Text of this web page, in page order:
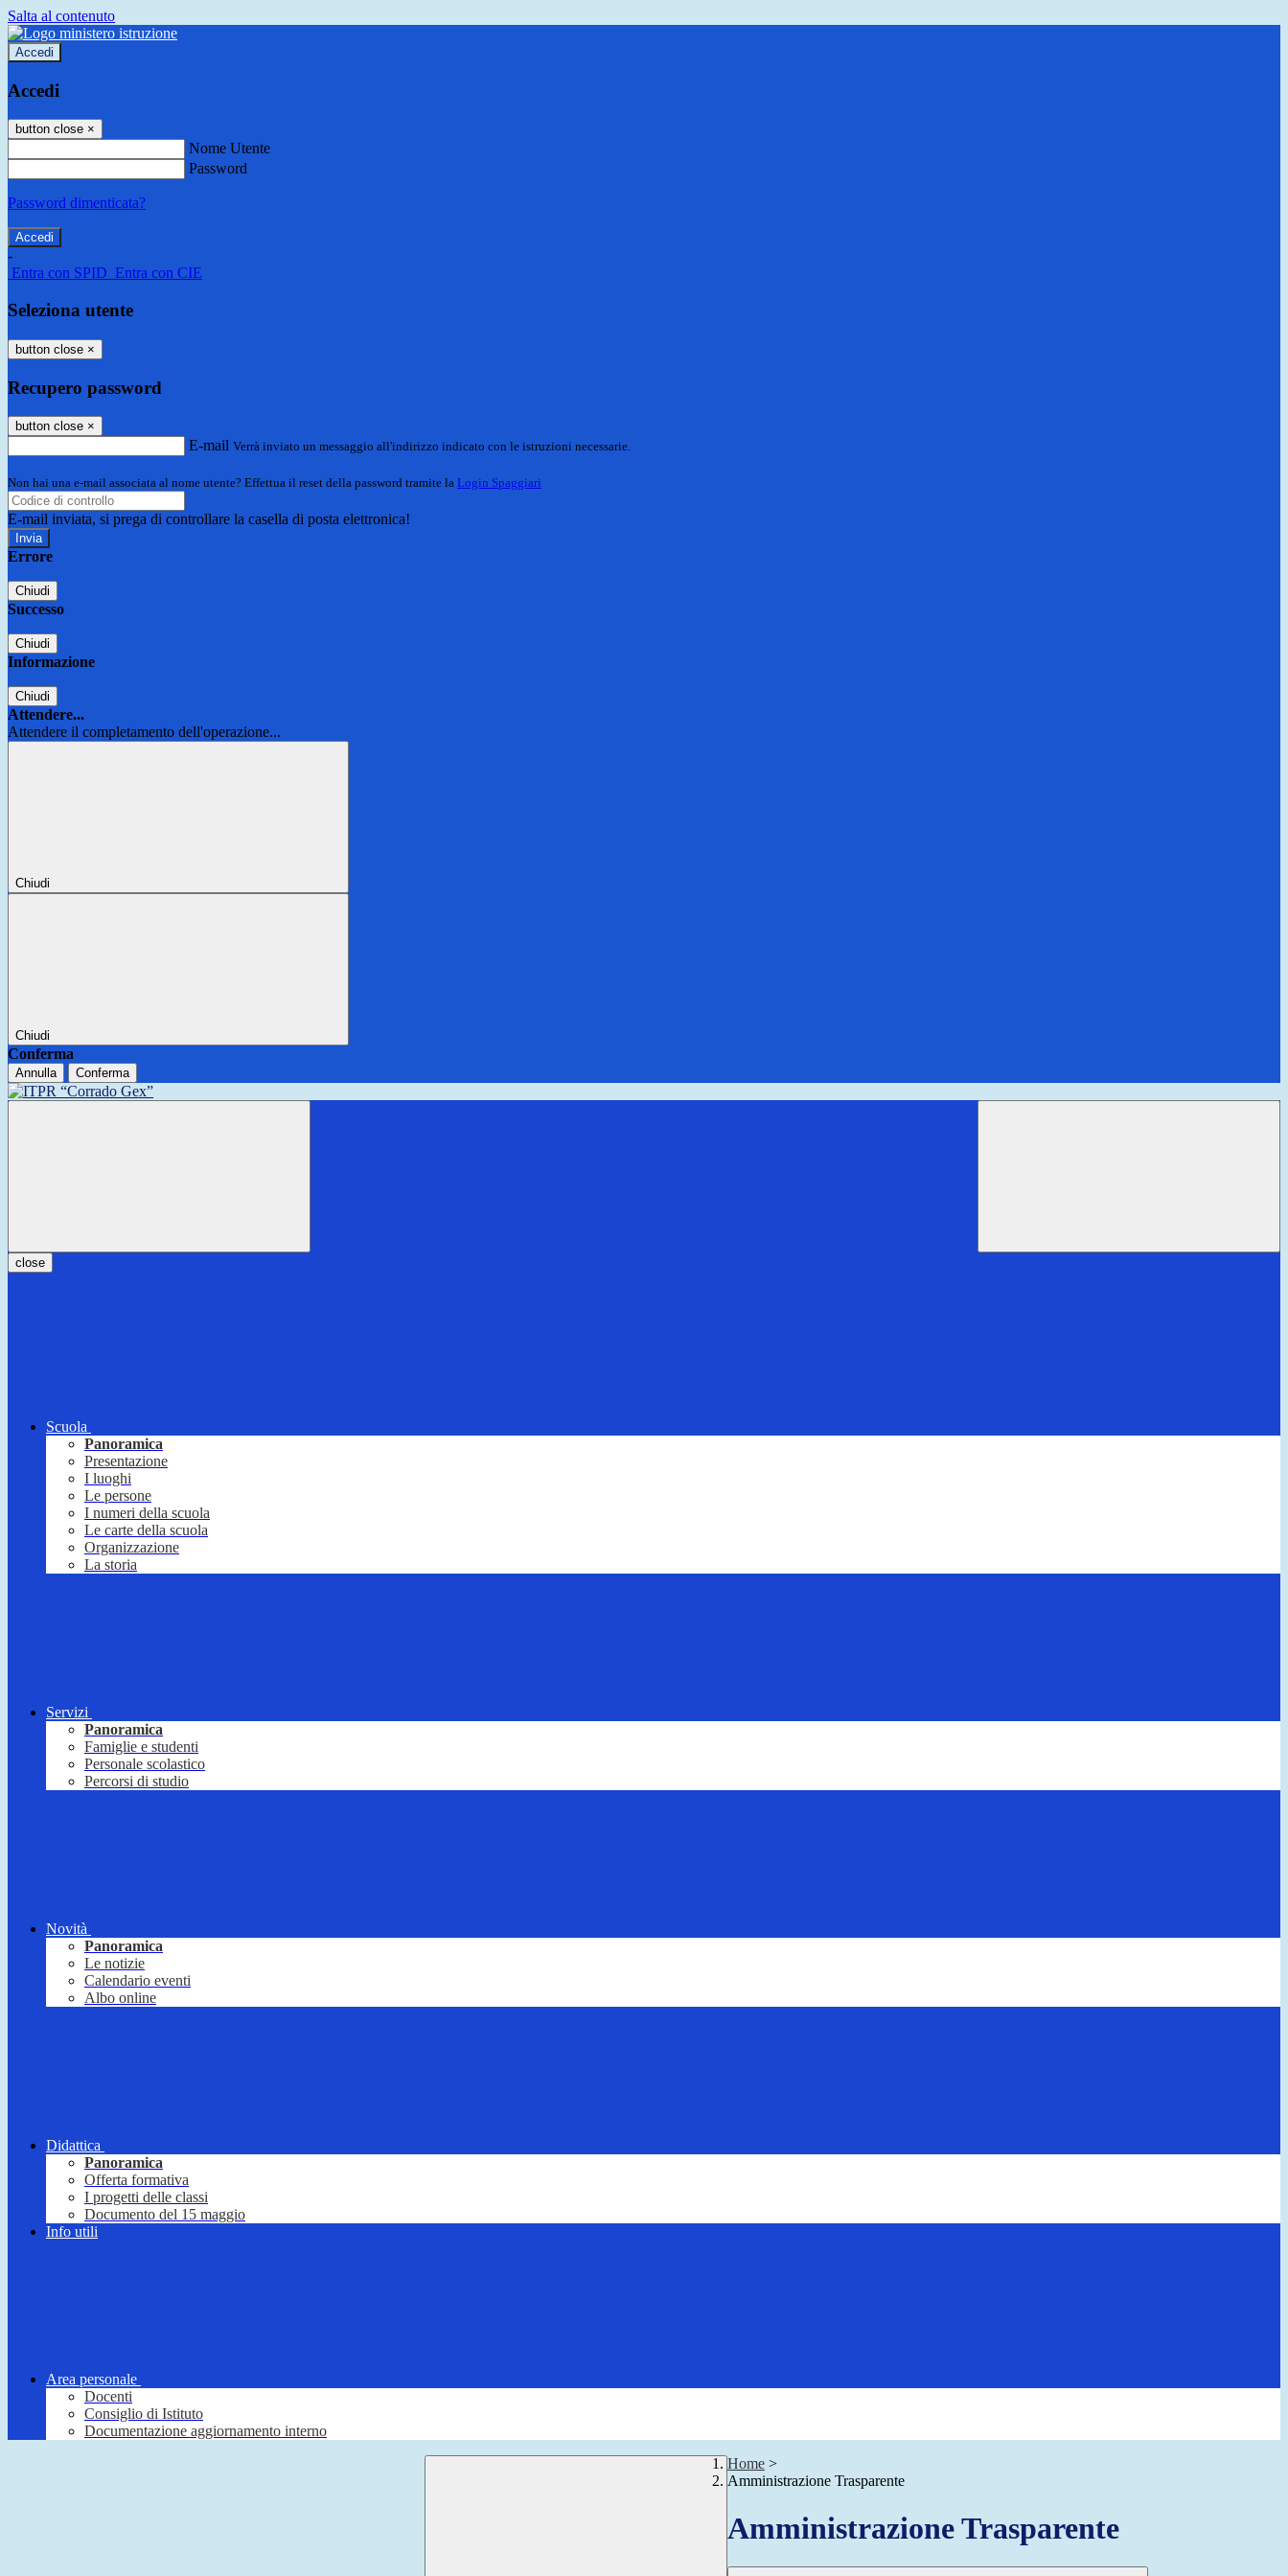
Salta al contenuto
Accedi
Accedi
button close ×
Nome Utente
Password
Password dimenticata?
-
Entra con SPID Entra con CIE
Seleziona utente
button close ×
Recupero password
button close ×
E-mail Verrà inviato un messaggio all'indirizzo indicato con le istruzioni necessarie.
Non hai una e-mail associata al nome utente? Effettua il reset della password tramite la Login Spaggiari
E-mail inviata, si prega di controllare la casella di posta elettronica!
Errore
Chiudi
Successo
Chiudi
Informazione
Chiudi
Attendere...
Attendere il completamento dell'operazione...
Chiudi
Chiudi
Conferma
Annulla Conferma
close
Scuola
Panoramica
Presentazione
I luoghi
Le persone
I numeri della scuola
Le carte della scuola
Organizzazione
La storia
Servizi
Panoramica
Famiglie e studenti
Personale scolastico
Percorsi di studio
Novità
Panoramica
Le notizie
Calendario eventi
Albo online
Didattica
Panoramica
Offerta formativa
I progetti delle classi
Documento del 15 maggio
Info utili
Area personale
Docenti
Consiglio di Istituto
Documentazione aggiornamento interno
Home >
Amministrazione Trasparente
Amministrazione Trasparente